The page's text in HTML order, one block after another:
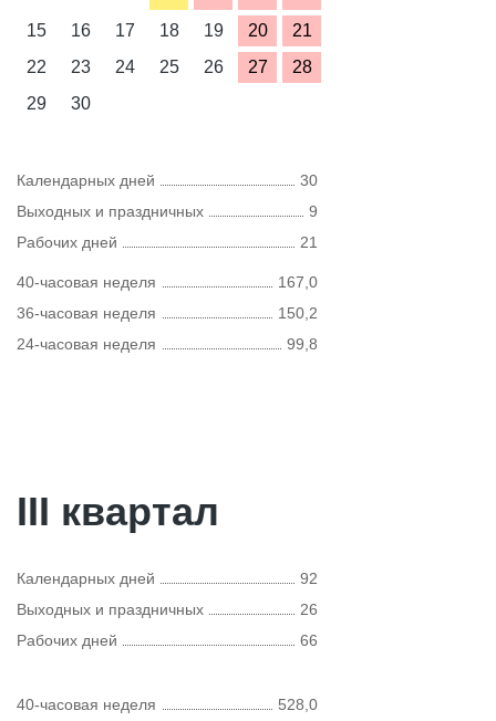
15
16 17 18 19 20
21
22
23 24 25 26 27
28
29
30
Календарных дней
30
Выходных и праздничных
9
Рабочих дней
21
40-часовая неделя
167,0
36-часовая неделя
150,2
24-часовая неделя
99,8
III квартал
Календарных дней
92
Выходных и праздничных
26
Рабочих дней
66
40-часовая неделя 528,0